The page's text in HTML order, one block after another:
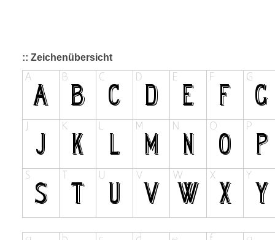
:: Zeichenübersicht